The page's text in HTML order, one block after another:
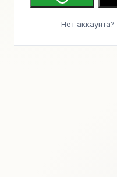
Нет аккаунта?